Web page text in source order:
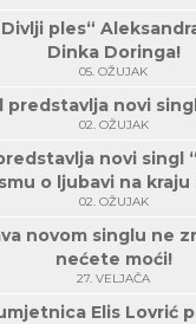
ples“
Dinka Doringa!
05. OŽUJAK
predstavlja novi
02. OŽUJAK
novi singl
o ljubavi na kraju
02. OŽUJAK
novom singlu ne
nećete moći!
27. VELJAČA
Elis Lovrić